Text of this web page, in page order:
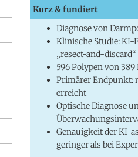
Kurz & fundiert
Diagnose von
Klinische Studie: KI-
„resect-and-
596 Polypen von
Primärer Endpunkt:
erreicht
Optische Diagnose
Genauigkeit der KI-
geringer als bei